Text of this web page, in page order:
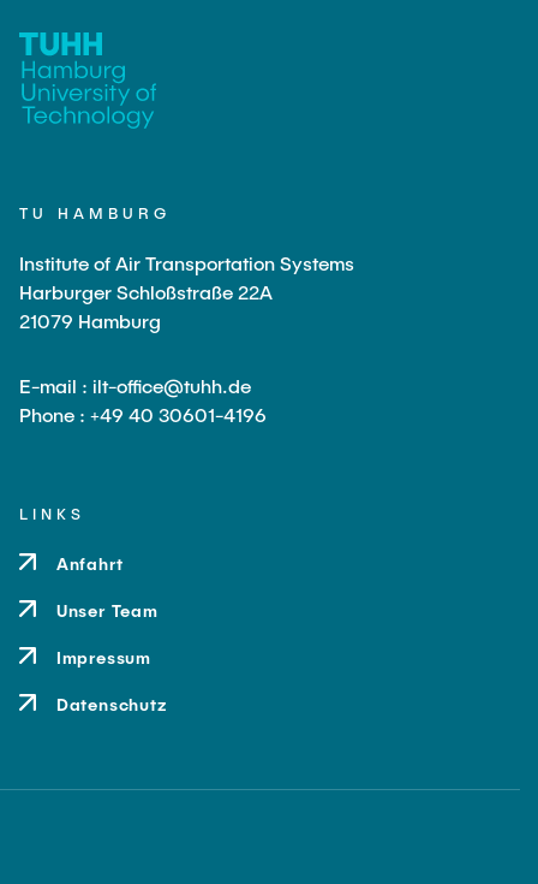
TU HAMBURG
Institute of Air Transportation Systems
Harburger Schloßstraße 22A
21079 Hamburg
E-mail : ilt-office@tuhh.de
Phone : +49 40 30601-4196
LINKS
Anfahrt
Unser Team
Impressum
Datenschutz